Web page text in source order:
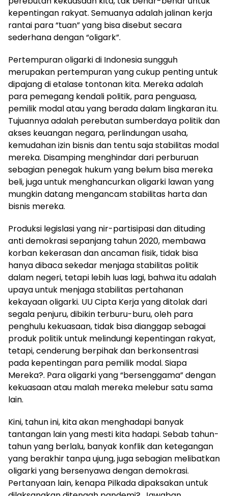
kepentingan rakyat. Semuanya adalah jalinan kerja
rantai para “tuan” yang bisa disebut secara
sederhana dengan “oligark”.
Pertempuran oligarki di Indonesia sungguh
merupakan pertempuran yang cukup penting untuk
dipajang di etalase tontonan kita. Mereka adalah
para pemegang kendali politik, para penguasa,
pemilik modal atau yang berada dalam lingkaran itu.
Tujuannya adalah perebutan sumberdaya politik dan
akses keuangan negara, perlindungan usaha,
kemudahan izin bisnis dan tentu saja stabilitas modal
mereka. Disamping menghindar dari perburuan
sebagian penegak hukum yang belum bisa mereka
beli, juga untuk menghancurkan oligarki lawan yang
mungkin datang mengancam stabilitas harta dan
bisnis mereka.
Produksi legislasi yang nir-partisipasi dan dituding
anti demokrasi sepanjang tahun 2020, membawa
korban kekerasan dan ancaman fisik, tidak bisa
hanya dibaca sekedar menjaga stabilitas politik
dalam negeri, tetapi lebih luas lagi, bahwa itu adalah
upaya untuk menjaga stabilitas pertahanan
kekayaan oligarki. UU Cipta Kerja yang ditolak dari
segala penjuru, dibikin terburu-buru, oleh para
penghulu kekuasaan, tidak bisa dianggap sebagai
produk politik untuk melindungi kepentingan rakyat,
tetapi, cenderung berpihak dan berkonsentrasi
pada kepentingan para pemilik modal. Siapa
Mereka?. Para oligarki yang “bersenggama” dengan
kekuasaan atau malah mereka melebur satu sama
lain.
Kini, tahun ini, kita akan menghadapi banyak
tantangan lain yang mesti kita hadapi. Sebab tahun-
tahun yang berlalu, banyak konflik dan ketegangan
yang berakhir tanpa ujung, juga sebagian melibatkan
oligarki yang bersenyawa dengan demokrasi.
Pertanyaan lain, kenapa Pilkada dipaksakan untuk